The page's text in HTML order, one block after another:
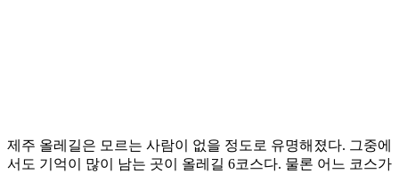
제주 올레길은 모르는 사람이 없을 정도로 유명해졌다. 그중에
서도 기억이 많이 남는 곳이 올레길 6코스다. 물론 어느 코스가